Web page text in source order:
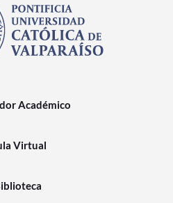
Académico
Virtual